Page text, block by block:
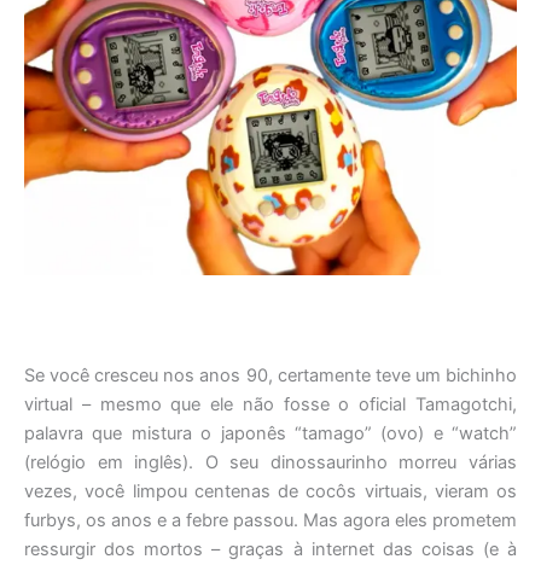
Se você cresceu nos anos 90, certamente teve um bichinho
virtual – mesmo que ele não fosse o oficial Tamagotchi,
palavra que mistura o japonês “tamago” (ovo) e “watch”
(relógio em inglês). O seu dinossaurinho morreu várias
vezes, você limpou centenas de cocôs virtuais, vieram os
furbys, os anos e a febre passou. Mas agora eles prometem
ressurgir dos mortos – graças à internet das coisas (e à